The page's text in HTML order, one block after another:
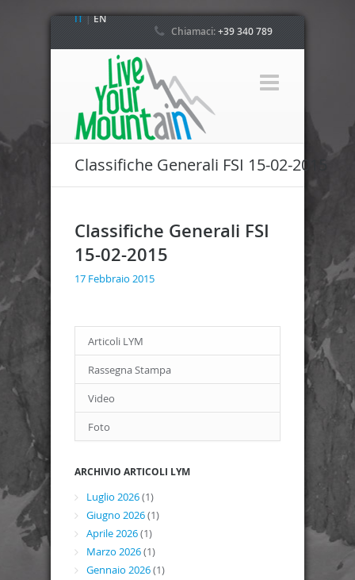
IT|EN
Chiamaci:+39 340 789
Classifiche Generali FSI 15-02-2015
Classifiche Generali FSI
15-02-2015
17 Febbraio 2015
Articoli LYM
Rassegna Stampa
Video
Foto
ARCHIVIO ARTICOLI LYM
Luglio 2026(1)
Giugno 2026(1)
Aprile 2026(1)
Marzo 2026(1)
Gennaio 2026(1)